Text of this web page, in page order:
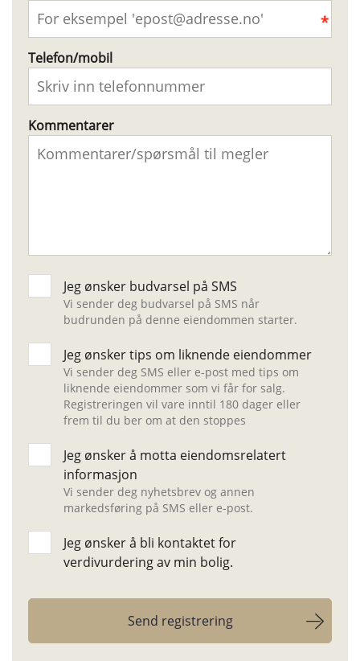
Telefon/mobil
Kommentarer
Jeg ønsker budvarsel på SMS
Vi sender deg budvarsel på SMS når
budrunden på denne eiendommen starter.
Jeg ønsker tips om liknende eiendommer
Vi sender deg SMS eller e-post med tips om
liknende eiendommer som vi får for salg.
Registreringen vil vare inntil 180 dager eller
frem til du ber om at den stoppes
Jeg ønsker å motta eiendomsrelatert
informasjon
Vi sender deg nyhetsbrev og annen
markedsføring på SMS eller e-post.
Jeg ønsker å bli kontaktet for
verdivurdering av min bolig.